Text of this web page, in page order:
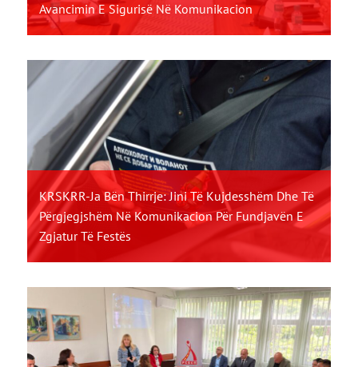
Avancimin E Sigurisë Në Komunikacion
KRSKRR-Ja Bën Thirrje: Jini Të Kujdesshëm Dhe Të
Përgjegjshëm Në Komunikacion Për Fundjavën E
Zgjatur Të Festës